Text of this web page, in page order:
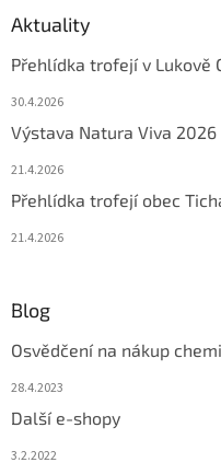
Aktuality
Přehlídka trofejí v Lukově
30.4.2026
Výstava Natura Viva 2026
21.4.2026
Přehlídka trofejí obec
21.4.2026
Blog
Osvědčení na nákup
28.4.2023
Další e-shopy
3.2.2022